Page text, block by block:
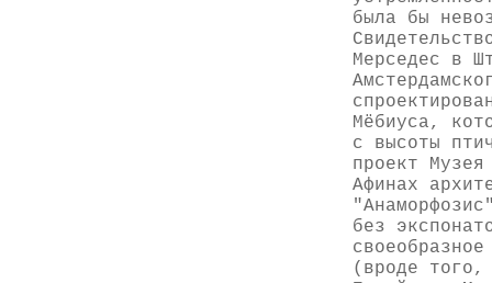
была бы
Мерседес в
Мёбиуса,
с высоты
проект
Афинах
без
(вроде того,